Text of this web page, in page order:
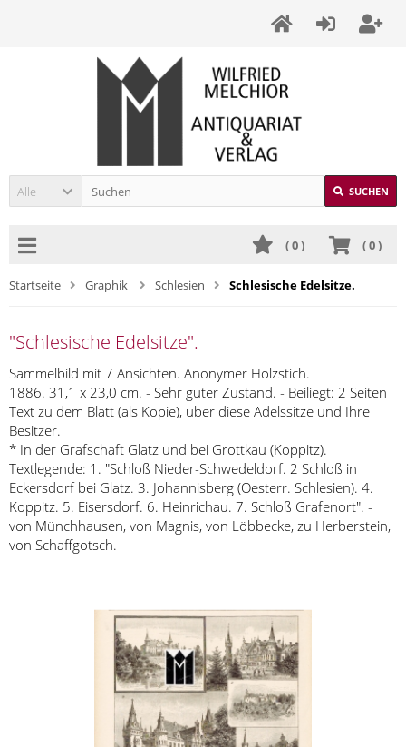
Alle SUCHEN
(0)
(0)
Startseite Graphik Schlesien Schlesische Edelsitze.
"Schlesische Edelsitze".
Sammelbild mit 7 Ansichten. Anonymer Holzstich.
1886. 31,1 x 23,0 cm. - Sehr guter Zustand. - Beiliegt: 2 Seiten
Text zu dem Blatt (als Kopie), über diese Adelssitze und Ihre
Besitzer.
* In der Grafschaft Glatz und bei Grottkau (Koppitz).
Textlegende: 1. "Schloß Nieder-Schwedeldorf. 2 Schloß in
Eckersdorf bei Glatz. 3. Johannisberg (Oesterr. Schlesien). 4.
Koppitz. 5. Eisersdorf. 6. Heinrichau. 7. Schloß Grafenort". -
von Münchhausen, von Magnis, von Löbbecke, zu Herberstein,
von Schaffgotsch.